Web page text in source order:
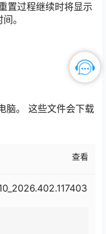
置过程继续时将显示
。
脑。 这些文件会下载
查看